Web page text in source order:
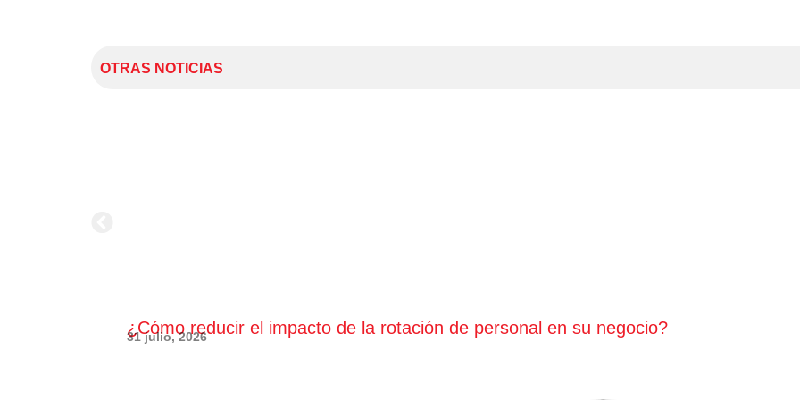
OTRAS NOTICIAS
¿Cómo reducir el impacto de la rotación de personal en su negocio?
31 julio, 2026